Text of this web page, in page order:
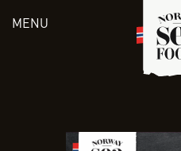
MENU